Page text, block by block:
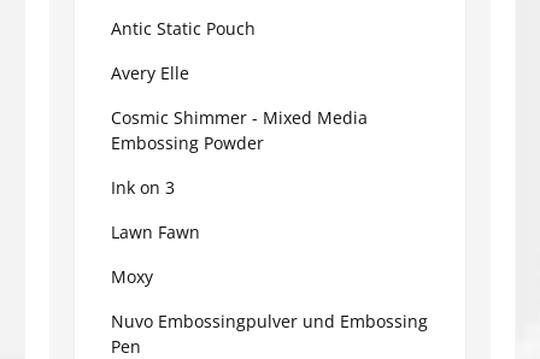
Antic Static Pouch
Avery Elle
Cosmic Shimmer - Mixed Media
Embossing Powder
Ink on 3
Lawn Fawn
Moxy
Nuvo Embossingpulver und Embossing
Pen